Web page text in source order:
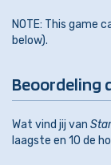
NOTE: This game
below).
Beoordeling
Wat vind jij van
laagste en 10 de